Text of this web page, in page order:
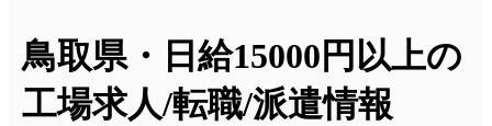
鳥取県・日給15000円以上の
工場求人/転職/派遣情報